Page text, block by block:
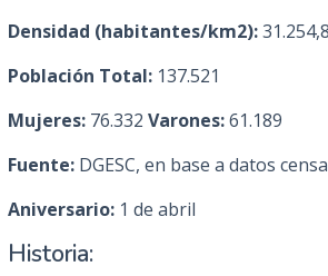
Densidad (habitantes/km2):31.254,8
Población Total:137.521
Mujeres:76.332 Varones:61.189
Fuente:DGESC, en base a datos
Aniversario:1 de abril
Historia: